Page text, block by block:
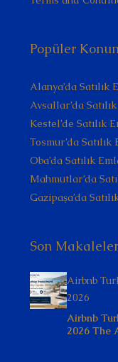
Popüler
Alanya’da Satılık
Avsallar’da
Kestel’de Satılık
Tosmur’da Satılık
Oba’da Satılık
Mahmutlar’da
Gazipaşa’da
Son Makaleler
Airbnb
2026
Airbnb
2026 The